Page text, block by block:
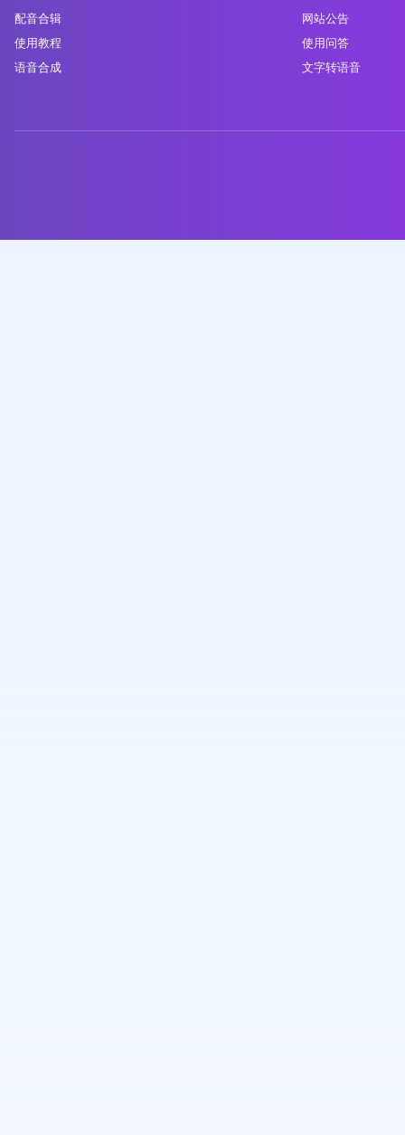
配音合辑
网站公告
使用教程
使用问答
语音合成
文字转语音